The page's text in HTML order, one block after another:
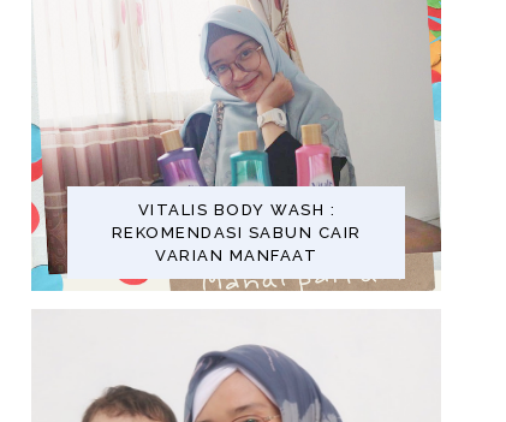
VITALIS BODY WASH :
REKOMENDASI SABUN CAIR
VARIAN MANFAAT